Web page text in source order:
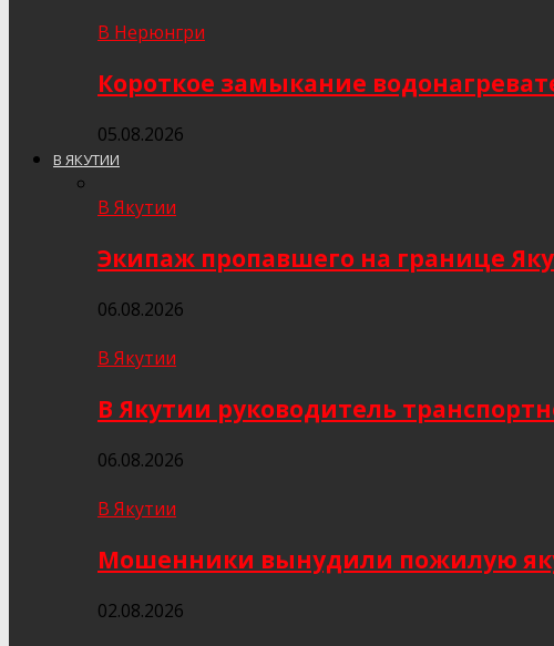
В Нерюнгри
Короткое замыкание
05.08.2026
В ЯКУТИИ
В Якутии
Экипаж пропавшего на границе
06.08.2026
В Якутии
В Якутии руководитель
06.08.2026
В Якутии
Мошенники вынудили пожилую
02.08.2026